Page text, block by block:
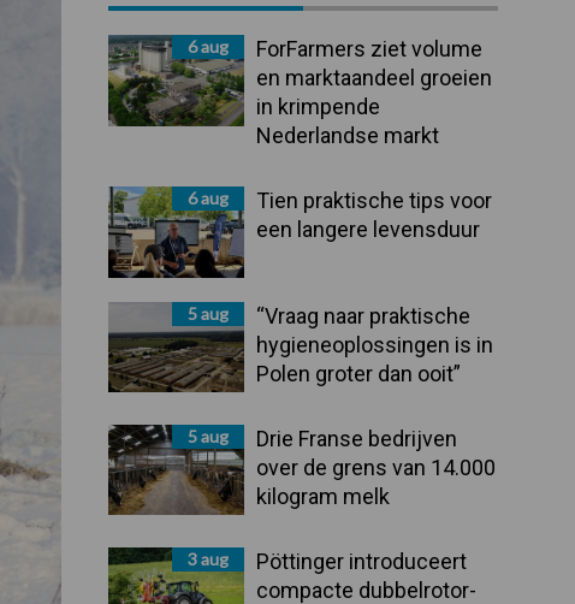
Sidebar6 aug
ForFarmers ziet volume
en marktaandeel groeien
in krimpende
Nederlandse markt
6 aug
Tien praktische tips voor
een langere levensduur
5 aug
“Vraag naar praktische
hygieneoplossingen is in
Polen groter dan ooit”
5 aug
Drie Franse bedrijven
over de grens van 14.000
kilogram melk
3 aug
Pöttinger introduceert
compacte dubbelrotor-